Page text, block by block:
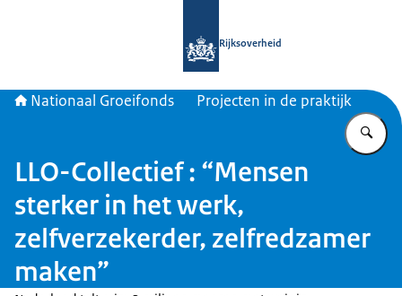
Rijksoverheid
Nationaal Groeifonds Projecten in de praktijk
LLO-Collectief : “Mensen
sterker in het werk,
zelfverzekerder, zelfredzamer
maken”